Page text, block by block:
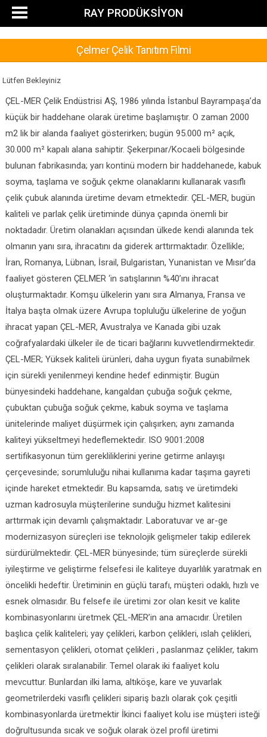
RAY PRODÜKSİYON
Çelmer Çelik Tanıtım Filmi
Lütfen Bekleyiniz
ÇEL-MER Çelik Endüstrisi AŞ, 1986 yılında İstanbul Bayrampaşa’da
küçük bir haddehane olarak üretime başlamıştır. O zaman 2000
m2 lik bir alanda faaliyet gösterirken; bugün 95.000 m² açık,
30.000 m² kapalı alana sahiptir. Şekerpınar/Kocaeli bölgesinde
bulunan fabrikasında; yarı kontinü modern bir haddehanede, kabuk
soyma, taşlama ve soğuk çekme olanaklarını kullanarak vasıflı
çelik çubuk alanında üretime devam etmektedir. ÇEL-MER, bugün
kaliteli ve parlak çelik üretiminde dünya çapında önemli bir
noktadadır. Üretim olanakları açısından ülkede kendi alanında tek
olmanın yanı sıra, ihracatını da giderek arttırmaktadır. Özellikle;
İran, Romanya, Lübnan, İsrail, Bulgaristan, Yunanistan ve Mısır’da
faaliyet gösteren ÇELMER ‘in satışlarının %40’ını ihracat
oluşturmaktadır. Komşu ülkelerin yanı sıra Almanya, Fransa ve
İtalya başta olmak üzere Avrupa topluluğu ülkelerine de yoğun
ihracat yapan ÇEL-MER, Avustralya ve Kanada gibi uzak
coğrafyalardaki ülkeler ile de ticari bağlarını kuvvetlendirmektedir.
ÇEL-MER; Yüksek kaliteli ürünleri, daha uygun fiyata sunabilmek
için sürekli yenilenmeyi kendine hedef edinmiştir. Bugün
bünyesindeki haddehane, kangaldan çubuğa soğuk çekme,
çubuktan çubuğa soğuk çekme, kabuk soyma ve taşlama
ünitelerinde maliyet düşürmek için çalışırken; aynı zamanda
kaliteyi yükseltmeyi hedeflemektedir. ISO 9001:2008
sertifikasyonun tüm gerekliliklerini yerine getirme anlayışı
çerçevesinde; sorumluluğu nihai kullanıma kadar taşıma gayreti
içinde hareket etmektedir. Bu kapsamda, satış ve üretimdeki
uzman kadrosuyla müşterilerine sunduğu hizmet kalitesini
arttırmak için devamlı çalışmaktadır. Laboratuvar ve ar-ge
modernizasyon süreçleri ise teknolojik gelişmeler takip edilerek
sürdürülmektedir. ÇEL-MER bünyesinde; tüm süreçlerde sürekli
iyileştirme ve geliştirme felsefesi ile kaliteye duyarlılık yaratmak en
öncelikli hedeftir. Üretiminin en güçlü tarafı, müşteri odaklı, hızlı ve
esnek olmasıdır. Bu felsefe ile üretimi zor olan kesit ve kalite
kombinasyonlarını üretmek ÇEL-MER’in ana amacıdır. Üretilen
başlıca çelik kaliteleri; yay çelikleri, karbon çelikleri, ıslah çelikleri,
sementasyon çelikleri, otomat çelikleri , paslanmaz çelikler, takım
çelikleri olarak sıralanabilir. Temel olarak iki faaliyet kolu
mevcuttur. Bunlardan ilki lama, altıköşe, kare ve yuvarlak
geometrilerdeki vasıflı çelikleri sipariş bazlı olarak çok çeşitli
kombinasyonlarda üretmektir İkinci faaliyet kolu ise müşteri isteği
doğrultusunda sıcak ve soğuk olarak özel profil üretimi